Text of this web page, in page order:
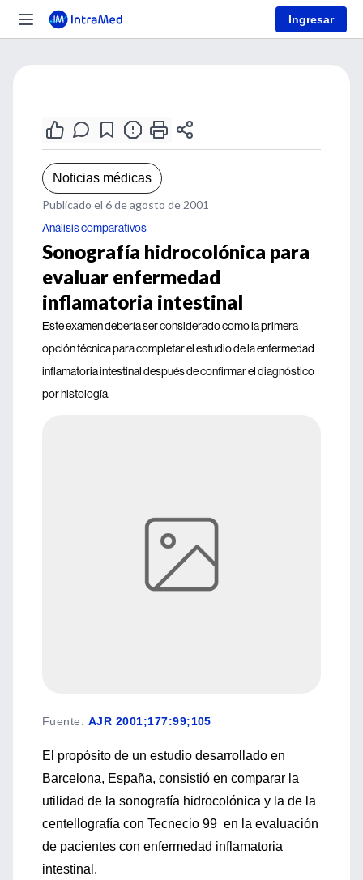
Ingresar
Noticias médicas
Publicado el 6 de agosto de 2001
Análisis comparativos
Sonografía hidrocolónica para
evaluar enfermedad
inflamatoria intestinal
Este examen debería ser considerado como la primera
opción técnica para completar el estudio de la enfermedad
inflamatoria intestinal después de confirmar el diagnóstico
por histología.
Fuente: AJR 2001;177:99;105
El propósito de un estudio desarrollado en
Barcelona, España, consistió en comparar la
utilidad de la sonografía hidrocolónica y la de la
centellografía con Tecnecio 99 en la evaluación
de pacientes con enfermedad inflamatoria
intestinal.